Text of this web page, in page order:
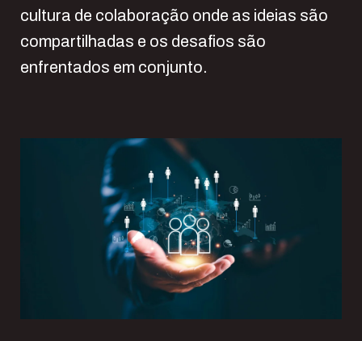
cultura de colaboração onde as ideias são
compartilhadas e os desafios são
enfrentados em conjunto.